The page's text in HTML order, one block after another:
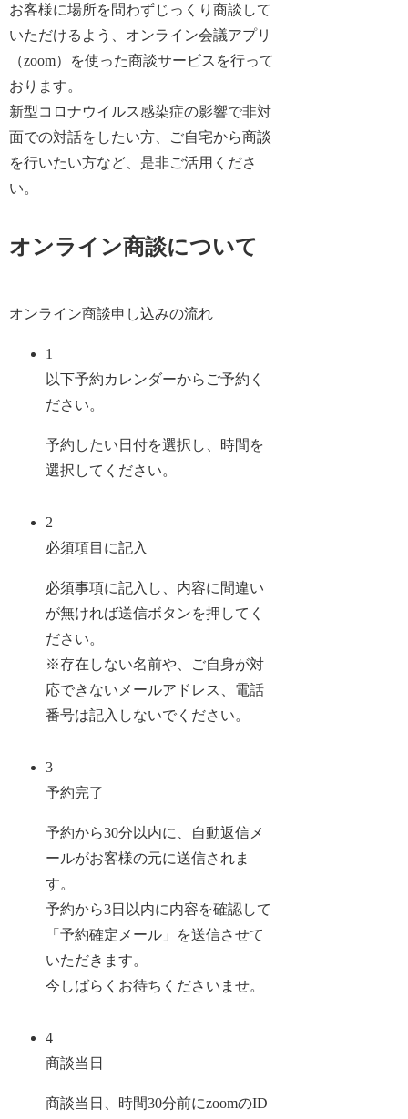
お客様に場所を問わずじっくり商談して
いただけるよう、オンライン会議アプリ
（zoom）を使った商談サービスを行って
おります。
新型コロナウイルス感染症の影響で非対
面での対話をしたい方、ご自宅から商談
を行いたい方など、是非ご活用くださ
い。
オンライン商談について
オンライン商談申し込みの流れ
1
以下予約カレンダーからご予約く
ださい。
予約したい日付を選択し、時間を
選択してください。
2
必須項目に記入
必須事項に記入し、内容に間違い
が無ければ送信ボタンを押してく
ださい。
※存在しない名前や、ご自身が対
応できないメールアドレス、電話
番号は記入しないでください。
3
予約完了
予約から30分以内に、自動返信メ
ールがお客様の元に送信されま
す。
予約から3日以内に内容を確認して
「予約確定メール」を送信させて
いただきます。
今しばらくお待ちくださいませ。
4
商談当日
商談当日、時間30分前にzoomのID